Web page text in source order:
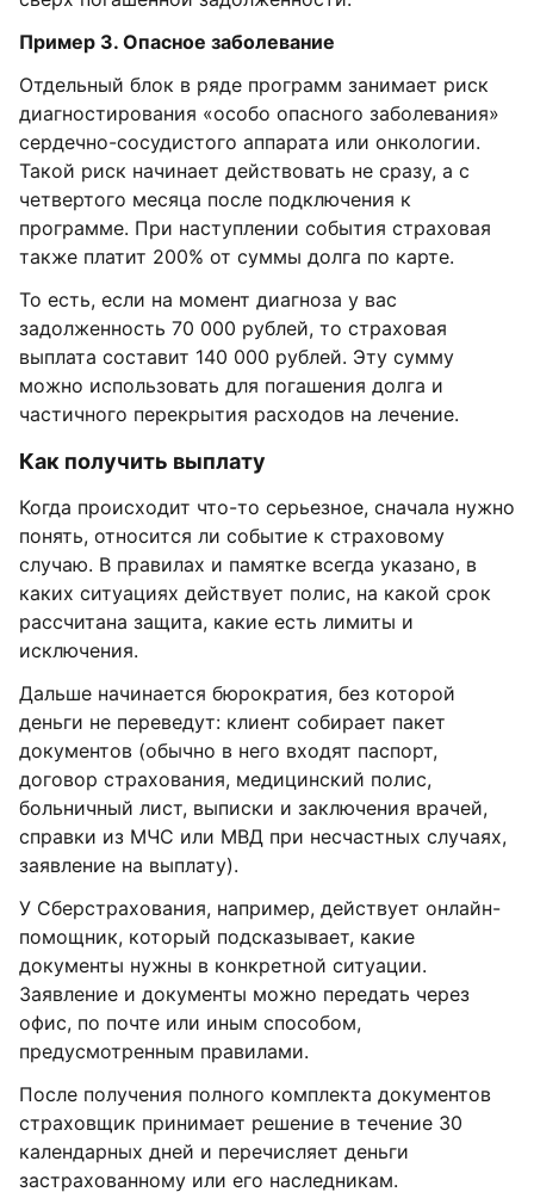
Пример 3. Опасное заболевание
Отдельный блок в ряде программ занимает риск
диагностирования «особо опасного заболевания»
сердечно-сосудистого аппарата или онкологии.
Такой риск начинает действовать не сразу, а с
четвертого месяца после подключения к
программе. При наступлении события страховая
также платит 200% от суммы долга по карте.
То есть, если на момент диагноза у вас
задолженность 70 000 рублей, то страховая
выплата составит 140 000 рублей. Эту сумму
можно использовать для погашения долга и
частичного перекрытия расходов на лечение.
Как получить выплату
Когда происходит что-то серьезное, сначала нужно
понять, относится ли событие к страховому
случаю. В правилах и памятке всегда указано, в
каких ситуациях действует полис, на какой срок
рассчитана защита, какие есть лимиты и
исключения.
Дальше начинается бюрократия, без которой
деньги не переведут: клиент собирает пакет
документов (обычно в него входят паспорт,
договор страхования, медицинский полис,
больничный лист, выписки и заключения врачей,
справки из МЧС или МВД при несчастных случаях,
заявление на выплату).
У Сберстрахования, например, действует онлайн-
помощник, который подсказывает, какие
документы нужны в конкретной ситуации.
Заявление и документы можно передать через
офис, по почте или иным способом,
предусмотренным правилами.
После получения полного комплекта документов
страховщик принимает решение в течение 30
календарных дней и перечисляет деньги
застрахованному или его наследникам.